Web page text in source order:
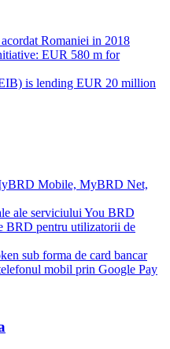
Romaniei in 2018
EUR 580 m for
is lending EUR 20 million
Mobile, MyBRD Net,
ale serviciului You BRD
BRD pentru utilizatorii de
sub forma de card bancar
mobil prin Google Pay